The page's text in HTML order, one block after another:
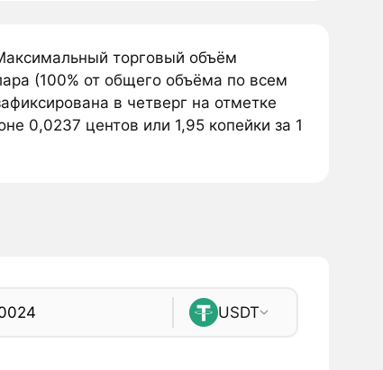
торговый объём
(100% от общего объёма по всем
в четверг на отметке
0,0237 центов или 1,95 копейки за 1
USDT